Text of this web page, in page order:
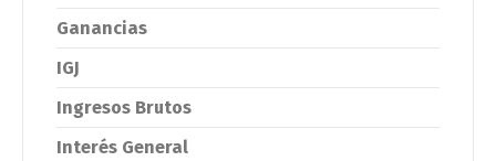
Ganancias
IGJ
Ingresos Brutos
Interés General